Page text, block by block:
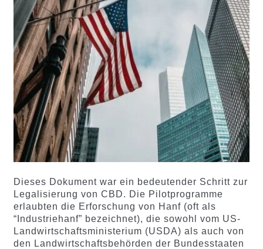
Dieses Dokument war ein bedeutender Schritt zur
Legalisierung von CBD. Die Pilotprogramme
erlaubten die Erforschung von Hanf (oft als
“Industriehanf” bezeichnet), die sowohl vom US-
Landwirtschaftsministerium (USDA) als auch von
den Landwirtschaftsbehörden der Bundesstaaten